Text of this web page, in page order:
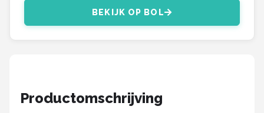
Schwalbe
Cortina
BEKIJK OP BOL
Productomschrijving